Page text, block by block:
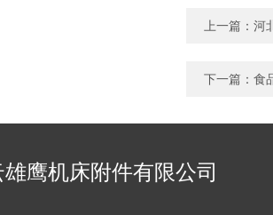
上一篇： 河
下一篇： 食
鹰机床附件有限公司